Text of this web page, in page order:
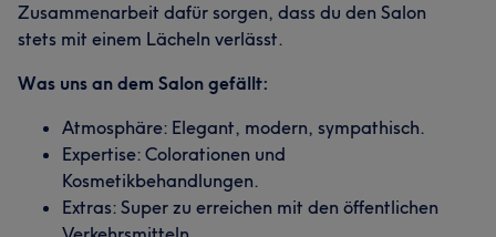
Zusammenarbeit dafür sorgen, dass du den Salon
stets mit einem Lächeln verlässt.
Was uns an dem Salon gefällt:
Atmosphäre: Elegant, modern, sympathisch.
Expertise: Colorationen und
Kosmetikbehandlungen.
Extras: Super zu erreichen mit den öffentlichen